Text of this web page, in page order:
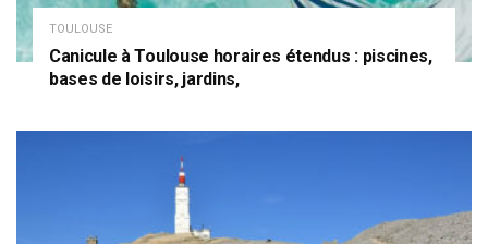
TOULOUSE
Canicule à Toulouse horaires étendus : piscines,
bases de loisirs, jardins,